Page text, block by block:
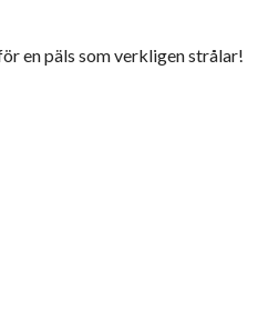
en päls som verkligen strålar!